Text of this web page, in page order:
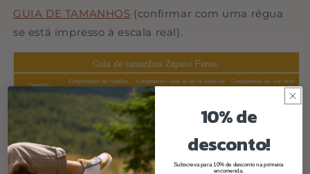
GUIA DE TAMANHOS (confirmar com uma régua
se está impresso à escala real).
10% de
desconto!
Subscreva para 10% de desconto na primeira
encomenda.